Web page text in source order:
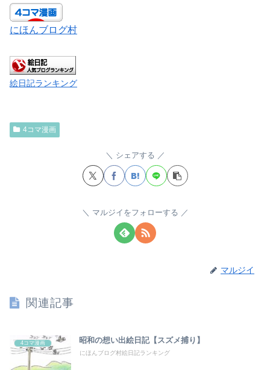
にほんブログ村
絵日記ランキング
4コマ漫画
シェアする
マルジイをフォローする
マルジイ
関連記事
4コマ漫画 昭和の想い出絵日記【スズメ捕り】
にほんブログ村絵日記ランキング